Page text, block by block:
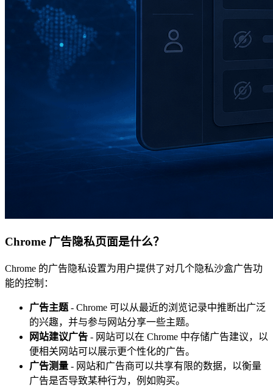
Chrome 广告隐私页面是什么？
Chrome 的广告隐私设置为用户提供了对几个隐私沙盒广告功
能的控制：
广告主题 - Chrome 可以从最近的浏览记录中推断出广泛
的兴趣，并与参与网站分享一些主题。
网站建议广告 - 网站可以在 Chrome 中存储广告建议，以
便相关网站可以展示更个性化的广告。
广告测量 - 网站和广告商可以共享有限的数据，以衡量
广告是否导致某种行为，例如购买。